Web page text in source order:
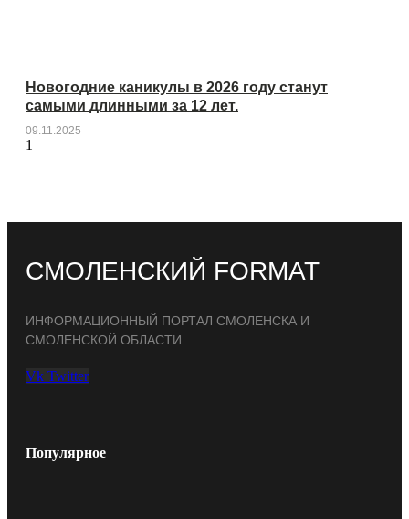
Новогодние каникулы в 2026 году станут
самыми длинными за 12 лет.
09.11.2025
СМОЛЕНСКИЙ FORMAT
ИНФОРМАЦИОННЫЙ ПОРТАЛ СМОЛЕНСКА И
СМОЛЕНСКОЙ ОБЛАСТИ
Vk Twitter
Популярное